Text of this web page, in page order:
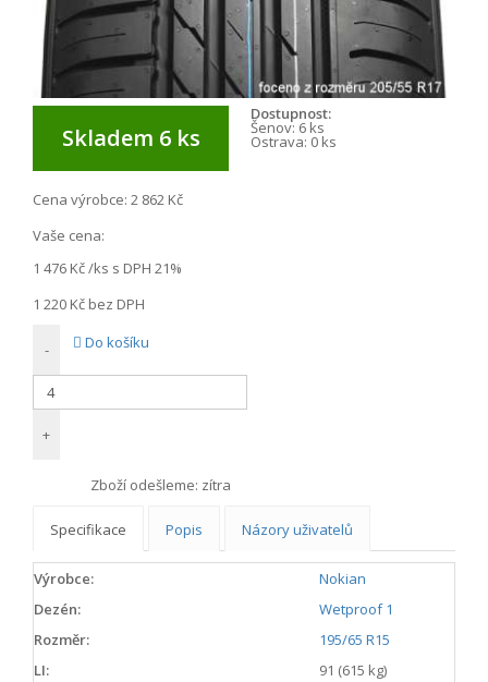
Skladem 6 ks
Dostupnost:
Šenov: 6 ks
Ostrava: 0 ks
Cena výrobce: 2 862 Kč
Vaše cena:
1 476 Kč/ks s DPH 21%
1 220 Kč bez DPH
-
+
Do košíku
Zboží odešleme: zítra
Specifikace Popis Názory uživatelů
Výrobce:
Nokian
Dezén:
Wetproof 1
Rozměr:
195/65 R15
LI:
91 (615 kg)